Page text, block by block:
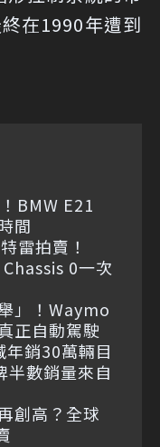
在1990年遭到
BMW E21
間
雷拍賣！
0一次
」！Waymo
正自動駕駛
銷30萬輛目
半數銷量來自
創高？全球